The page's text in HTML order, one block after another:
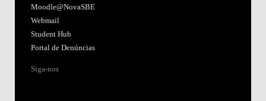
Moodle@NovaSBE
Webmail
Student Hub
Portal de Denúncias
Siga-nos